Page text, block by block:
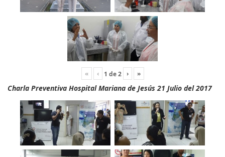
« ‹ 1 de2 › »
Charla Preventiva Hospital Mariana de Jesús 21 Julio del 2017